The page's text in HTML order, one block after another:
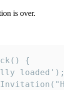
is over.
{
loaded');